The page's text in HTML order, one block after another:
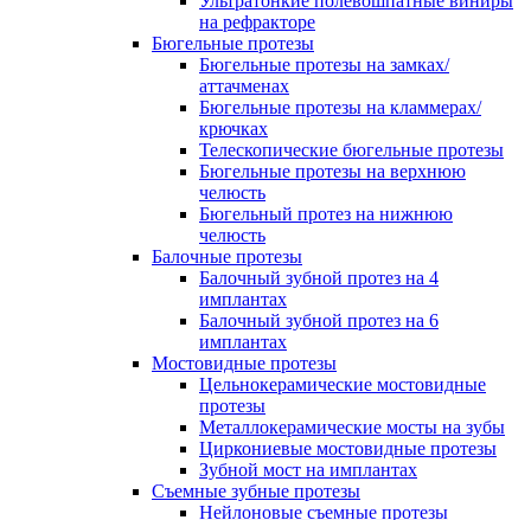
на рефракторе
Бюгельные протезы
Бюгельные протезы на замках/
аттачменах
Бюгельные протезы на кламмерах/
крючках
Телескопические бюгельные протезы
Бюгельные протезы на верхнюю
челюсть
Бюгельный протез на нижнюю
челюсть
Балочные протезы
Балочный зубной протез на 4
имплантах
Балочный зубной протез на 6
имплантах
Мостовидные протезы
Цельнокерамические мостовидные
протезы
Металлокерамические мосты на зубы
Циркониевые мостовидные протезы
Зубной мост на имплантах
Съемные зубные протезы
Нейлоновые съемные протезы